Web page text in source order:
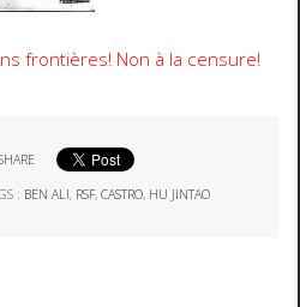
frontières! Non à la censure!
: BEN ALI, RSF,CASTRO, HU JINTAO